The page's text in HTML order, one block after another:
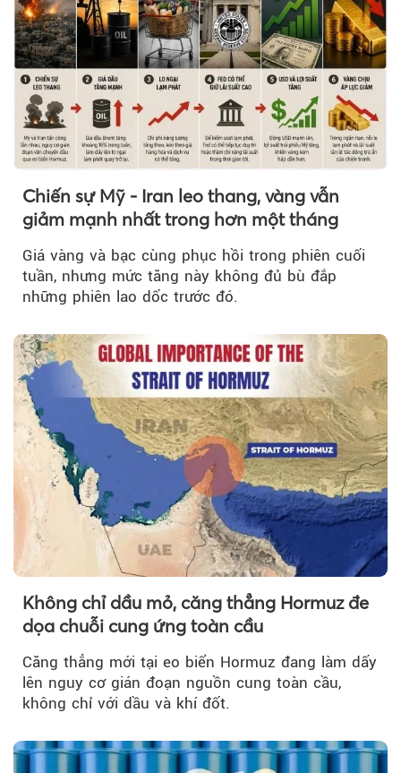
Chiến sự Mỹ - Iran leo thang, vàng vẫn
giảm mạnh nhất trong hơn một tháng
Giá vàng và bạc cùng phục hồi trong phiên cuối
tuần, nhưng mức tăng này không đủ bù đắp
những phiên lao dốc trước đó.
Không chỉ dầu mỏ, căng thẳng Hormuz đe
dọa chuỗi cung ứng toàn cầu
Căng thẳng mới tại eo biển Hormuz đang làm dấy
lên nguy cơ gián đoạn nguồn cung toàn cầu,
không chỉ với dầu và khí đốt.